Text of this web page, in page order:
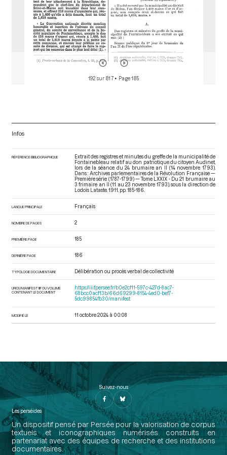
192 sur 817 • Page 185
Infos
RÉFÉRENCE BIBLIOGRAPHIQUE
Extrait des registres et minutes du greffe de la municipalité de
Fontainebleau relatif au don patriotique du citoyen Audinet,
lors de la séance du 24 brumaire an II (14 novembre 1793).
Dans : Archives parlementaires de la Révolution Française —
Première série (1787-1799) — Tome LXXIX - Du 21 brumaire au
3 frimaire an II (11 au 23 novembre 1793), sous la direction de
Lodoïs Lataste. 1911. pp. 185-186.
LANGUE PRINCIPALE Français
NOMBRE DE PAGES 2
PREMIÈRE PAGE 185
DERNIÈRE PAGE 186
TYPOLOGIE DOCUMENTAIRE Délibération ou procès verbal de collectivité
URI DU MANIFEST IIIF DU VOLUME
CONTENANT LE DOCUMENT
https://iiif.persee.fr/b0e2cf11-597c-427d-8ac7-
68bcc0acf13b/66d69299-8154-4ed0-bef7-
5dc99854fb30/manifest
MODIFIÉ LE 11 octobre 2024 à 00:08
Suivez-nous
Les perséides
Un dispositif pensé par Persée pour la valorisation de corpus
textuels et iconographiques numérisés construits en
partenariat avec des équipes de recherche et des institutions
documentaires.